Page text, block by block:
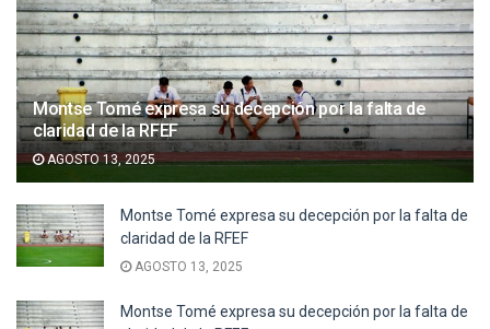
Montse Tomé expresa su decepción por la falta de
claridad de la RFEF
AGOSTO 13, 2025
Montse Tomé expresa su decepción por la falta de
claridad de la RFEF
AGOSTO 13, 2025
Montse Tomé expresa su decepción por la falta de